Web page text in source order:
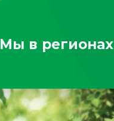
Мы в регионах